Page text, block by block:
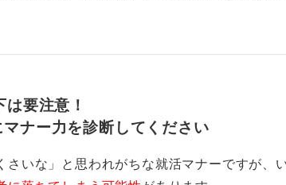
要注意！
ナー力を診断してください
さいな」と思われがちな就活マナーですが、